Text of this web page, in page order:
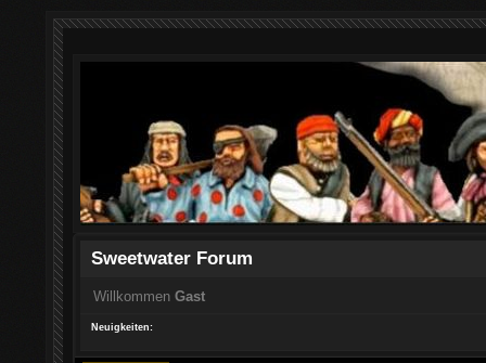
Sweetwater Forum
Willkommen Gast
Neuigkeiten: